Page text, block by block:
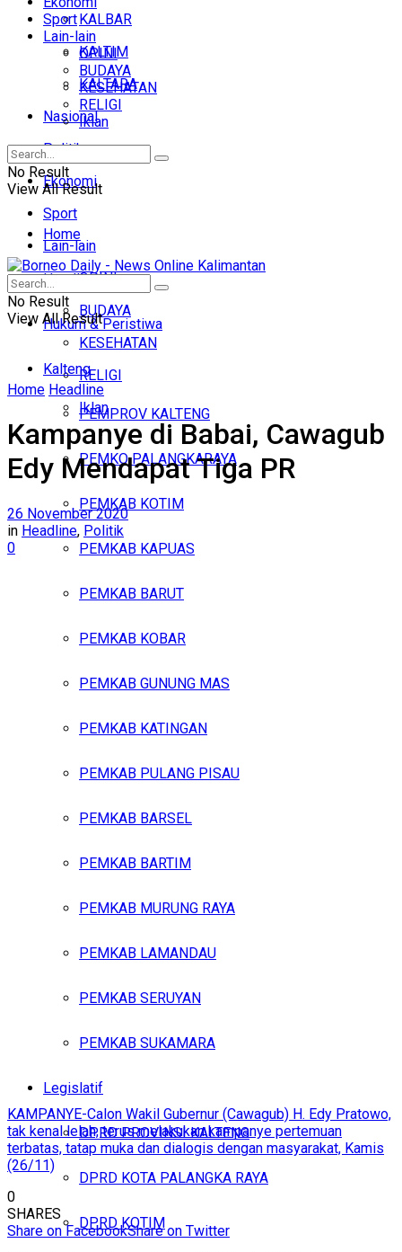
KALBAR
KALTIM
KALTARA
Nasional
Politik
Ekonomi
Sport
Lain-lain
OPINI
BUDAYA
KESEHATAN
RELIGI
Iklan
Sabtu, Agustus 8, 2026
Sport
Lain-lain
OPINI
BUDAYA
KESEHATAN
RELIGI
Iklan
No Result
View All Result
Home
Headline
Hukum & Peristiwa
Kalteng
PEMPROV KALTENG
PEMKO PALANGKARAYA
PEMKAB KOTIM
PEMKAB KAPUAS
PEMKAB BARUT
PEMKAB KOBAR
PEMKAB GUNUNG MAS
PEMKAB KATINGAN
PEMKAB PULANG PISAU
PEMKAB BARSEL
PEMKAB BARTIM
PEMKAB MURUNG RAYA
PEMKAB LAMANDAU
PEMKAB SERUYAN
PEMKAB SUKAMARA
Legislatif
DPRD PROVINSI KALTENG
DPRD KOTA PALANGKA RAYA
DPRD KOTIM
No Result
View All Result
Home Headline
Kampanye di Babai, Cawagub
Edy Mendapat Tiga PR
26 November 2020
in Headline, Politik
0
KAMPANYE-Calon Wakil Gubernur (Cawagub) H. Edy Pratowo,
tak kenal lelah, terus melakukan kampanye pertemuan
terbatas, tatap muka dan dialogis dengan masyarakat, Kamis
(26/11)
0
SHARES
Share on FacebookShare on Twitter